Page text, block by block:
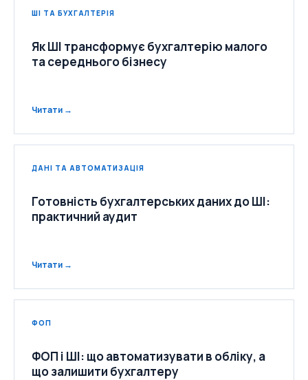
ШІ ТА БУХГАЛТЕРІЯ
Як ШІ трансформує бухгалтерію малого
та середнього бізнесу
Читати →
ДАНІ ТА АВТОМАТИЗАЦІЯ
Готовність бухгалтерських даних до ШІ:
практичний аудит
Читати →
ФОП
ФОП і ШІ: що автоматизувати в обліку, а
що залишити бухгалтеру